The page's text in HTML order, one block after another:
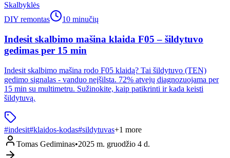
Skalbyklės
DIY remontas
10 minučių
Indesit skalbimo mašina klaida F05 – šildytuvo
gedimas per 15 min
Indesit skalbimo mašina rodo F05 klaidą? Tai šildytuvo (TEN)
gedimo signalas - vanduo neįšilsta. 72% atvejų diagnozuojama per
15 min su multimetru. Sužinokite, kaip patikrinti ir kada keisti
šildytuvą.
#indesit#klaidos-kodas#sildytuvas+1 more
Tomas Gediminas•2025 m. gruodžio 4 d.